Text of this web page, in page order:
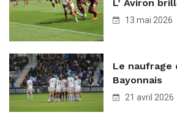
L’ Aviron
13 mai 2026
Le naufrage
Bayonnais
21 avril 2026